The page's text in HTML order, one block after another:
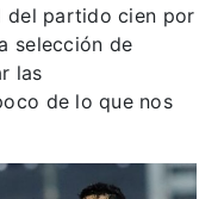
del partido cien por
selección de
las
de lo que nos